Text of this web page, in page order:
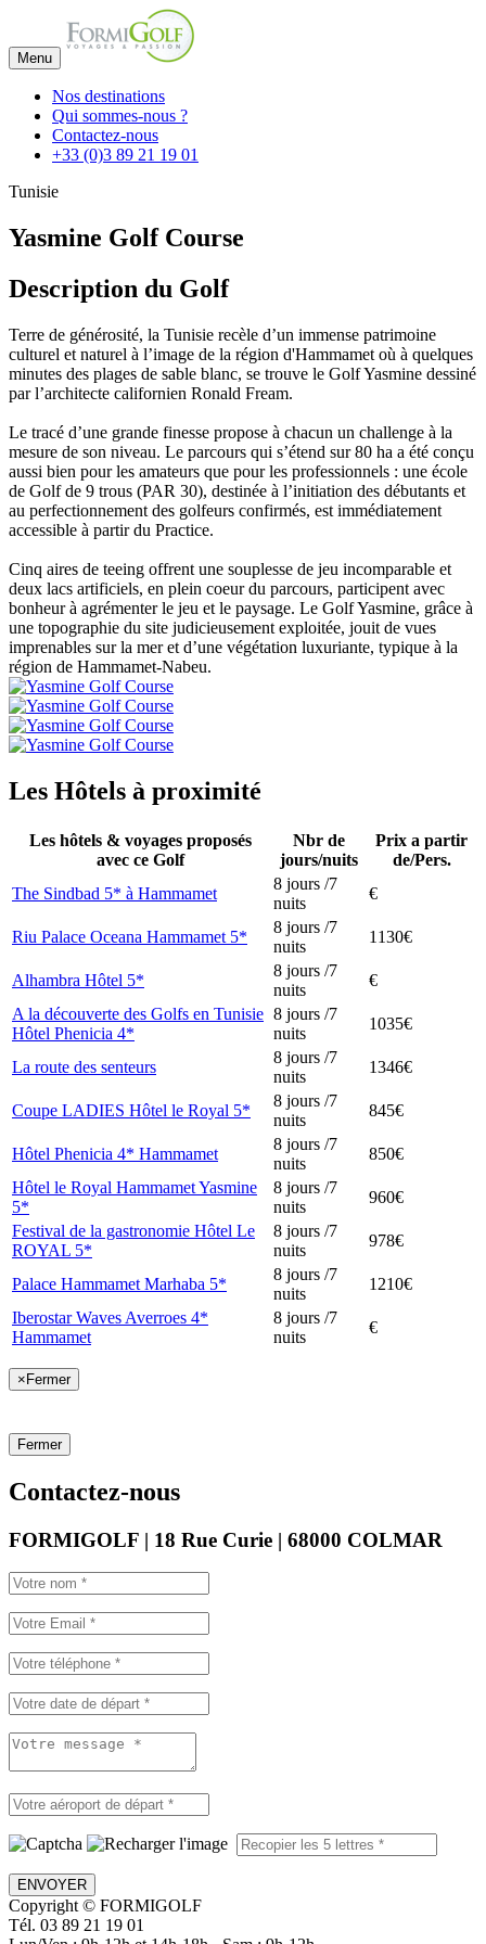
Menu
Nos destinations
Qui sommes-nous ?
Contactez-nous
+33 (0)3 89 21 19 01
Tunisie
Yasmine Golf Course
Description du Golf
Terre de générosité, la Tunisie recèle d’un immense patrimoine
culturel et naturel à l’image de la région d'Hammamet où à quelques
minutes des plages de sable blanc, se trouve le Golf Yasmine dessiné
par l’architecte californien Ronald Fream.
Le tracé d’une grande finesse propose à chacun un challenge à la
mesure de son niveau. Le parcours qui s’étend sur 80 ha a été conçu
aussi bien pour les amateurs que pour les professionnels : une école
de Golf de 9 trous (PAR 30), destinée à l’initiation des débutants et
au perfectionnement des golfeurs confirmés, est immédiatement
accessible à partir du Practice.
Cinq aires de teeing offrent une souplesse de jeu incomparable et
deux lacs artificiels, en plein coeur du parcours, participent avec
bonheur à agrémenter le jeu et le paysage. Le Golf Yasmine, grâce à
une topographie du site judicieusement exploitée, jouit de vues
imprenables sur la mer et d’une végétation luxuriante, typique à la
région de Hammamet-Nabeu.
Les Hôtels à proximité
Les hôtels & voyages proposés
avec ce Golf
Nbr de
jours/nuits
Prix a partir
de/Pers.
The Sindbad 5* à Hammamet
8 jours /7
nuits
€
Riu Palace Oceana Hammamet 5*
8 jours /7
nuits
1130€
Alhambra Hôtel 5*
8 jours /7
nuits
€
A la découverte des Golfs en Tunisie
Hôtel Phenicia 4*
8 jours /7
nuits
1035€
La route des senteurs
8 jours /7
nuits
1346€
Coupe LADIES Hôtel le Royal 5*
8 jours /7
nuits
845€
Hôtel Phenicia 4* Hammamet
8 jours /7
nuits
850€
Hôtel le Royal Hammamet Yasmine
5*
8 jours /7
nuits
960€
Festival de la gastronomie Hôtel Le
ROYAL 5*
8 jours /7
nuits
978€
Palace Hammamet Marhaba 5*
8 jours /7
nuits
1210€
Iberostar Waves Averroes 4*
Hammamet
8 jours /7
nuits
€
×Fermer
Fermer
Contactez-nous
FORMIGOLF | 18 Rue Curie | 68000 COLMAR
ENVOYER
Copyright © FORMIGOLF
Tél. 03 89 21 19 01